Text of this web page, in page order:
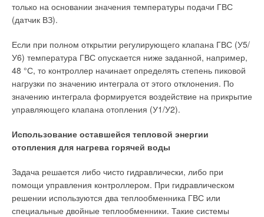
только на основании значения температуры подачи ГВС
(датчик ВЗ).
Если при полном открытии регулирующего клапана ГВС (У5/
У6) температура ГВС опускается ниже заданной, например,
48 °С, то контроллер начинает определять степень пиковой
нагрузки по значению интеграла от этого отклонения. По
значению интеграла формируется воздействие на прикрытие
управляющего клапана отопления (У1/У2).
Использование оставшейся тепловой энергии
отопления для нагрева горячей воды
Задача решается либо чисто гидравлически, либо при
помощи управления контроллером. При гидравлическом
решении используются два теплообменника ГВС или
специальные двойные теплообменники. Такие системы